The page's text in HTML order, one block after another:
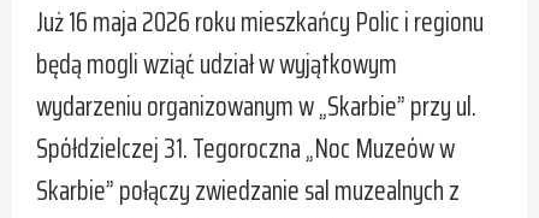
Już 16 maja 2026 roku mieszkańcy Polic i regionu
będą mogli wziąć udział w wyjątkowym
wydarzeniu organizowanym w „Skarbie” przy ul.
Spółdzielczej 31. Tegoroczna „Noc Muzeów w
Skarbie” połączy zwiedzanie sal muzealnych z